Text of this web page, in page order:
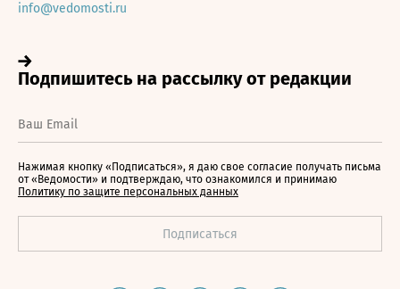
info@vedomosti.ru
Нажимая кнопку «Подписаться», я даю свое согласие получать письма
от «Ведомости» и подтверждаю, что ознакомился и принимаю
Политику по защите персональных данных